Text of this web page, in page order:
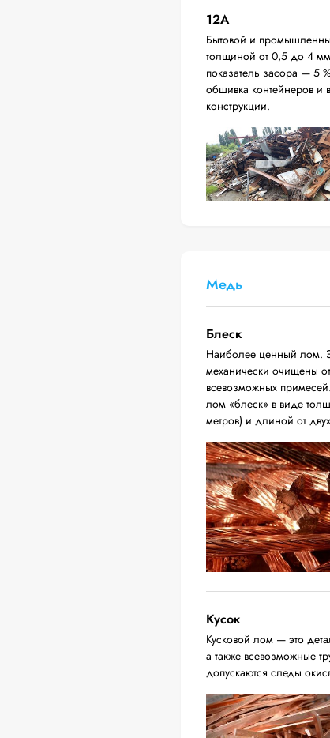
12A
Бытовой и
толщиной от 0,5 до 4
показатель засора — 5
обшивка контейнеров и
конструкции.
Медь
Блеск
Наиболее ценный лом.
механически очищены
всевозможных
лом «блеск» в виде
метров) и длиной от
Кусок
Кусковой лом — это
а также всевозможные
допускаются следы